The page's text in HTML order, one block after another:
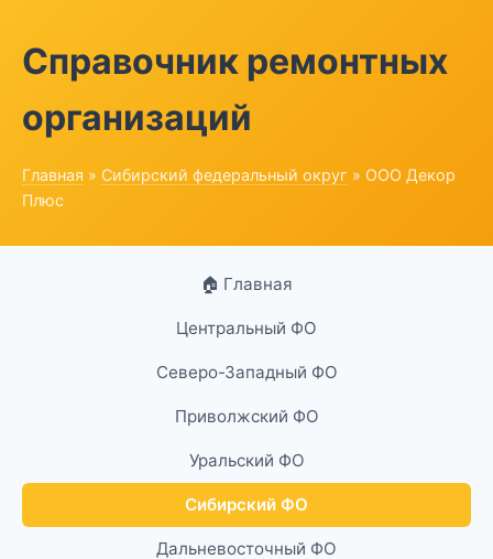
Справочник ремонтных
организаций
Главная » Сибирский федеральный округ » ООО Декор
Плюс
🏠 Главная
Центральный ФО
Северо-Западный ФО
Приволжский ФО
Уральский ФО
Сибирский ФО
Дальневосточный ФО